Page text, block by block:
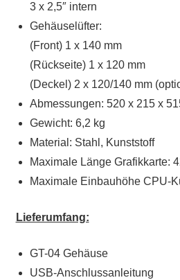
3 x 2,5″ intern
Gehäuselüfter:
(Front) 1 x 140 mm
(Rückseite) 1 x 120 mm
(Deckel) 2 x 120/140 mm
Abmessungen: 520 x 215 x
Gewicht: 6,2 kg
Material: Stahl, Kunststoff
Maximale Länge Grafikkarte:
Maximale Einbauhöhe CPU-
Lieferumfang:
GT-04 Gehäuse
USB-Anschlussanleitung